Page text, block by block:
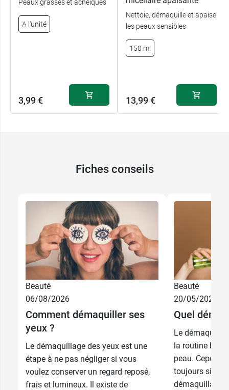
Peaux grasses et acnéiques
A l'unité
3,99 €
Nettoie, démaquille et apaise
les peaux sensibles
150 ml
13,99 €
Fiches conseils
Beauté
06/08/2026
Comment démaquiller ses
yeux ?
Le démaquillage des yeux est une
étape à ne pas négliger si vous
voulez conserver un regard reposé,
frais et lumineux. Il existe de
Beauté
20/05/2026
Quel
Le
la routine
peau.
toujours
démaquillant